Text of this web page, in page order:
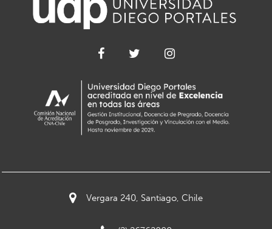
Vergara 240, Santiago, Chile